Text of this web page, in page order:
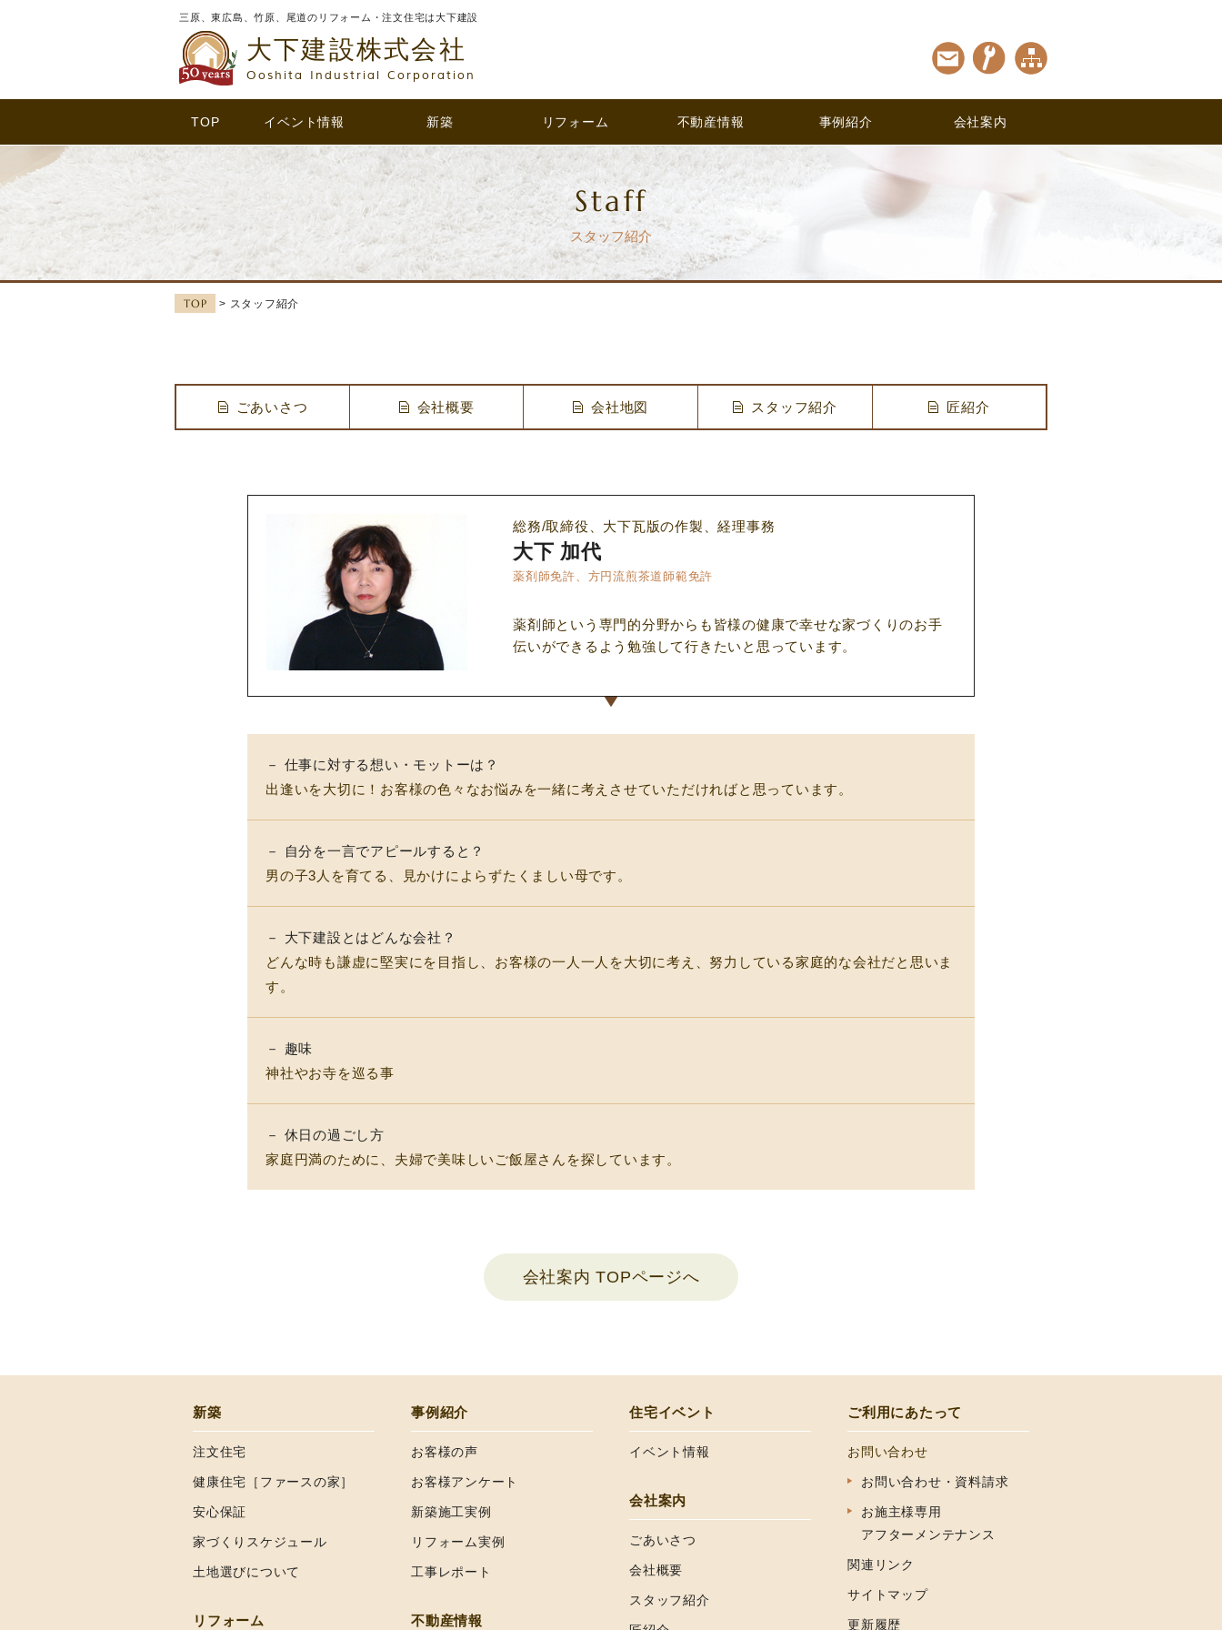
三原、東広島、竹原、尾道のリフォーム・注文住宅は大下建設
大下建設株式会社
Ooshita Industrial Corporation
TOP イベント情報 新築 リフォーム 不動産情報 事例紹介 会社案内
Staff
スタッフ紹介
TOP > スタッフ紹介
ごあいさつ 会社概要 会社地図 スタッフ紹介 匠紹介
総務/取締役、大下瓦版の作製、経理事務
大下 加代
薬剤師免許、方円流煎茶道師範免許
薬剤師という専門的分野からも皆様の健康で幸せな家づくりのお手
伝いができるよう勉強して行きたいと思っています。
－ 仕事に対する想い・モットーは？
出逢いを大切に！お客様の色々なお悩みを一緒に考えさせていただければと思っています。
－ 自分を一言でアピールすると？
男の子3人を育てる、見かけによらずたくましい母です。
－ 大下建設とはどんな会社？
どんな時も謙虚に堅実にを目指し、お客様の一人一人を大切に考え、努力している家庭的な会社だと思いま
す。
－ 趣味
神社やお寺を巡る事
－ 休日の過ごし方
家庭円満のために、夫婦で美味しいご飯屋さんを探しています。
会社案内 TOPページへ
新築
注文住宅
健康住宅［ファースの家］
安心保証
家づくりスケジュール
土地選びについて
リフォーム
事例紹介
お客様の声
お客様アンケート
新築施工実例
リフォーム実例
工事レポート
不動産情報
住宅イベント
イベント情報
会社案内
ごあいさつ
会社概要
スタッフ紹介
ご利用にあたって
お問い合わせ
お問い合わせ・資料請求
お施主様専用
アフターメンテナンス
関連リンク
サイトマップ
更新履歴